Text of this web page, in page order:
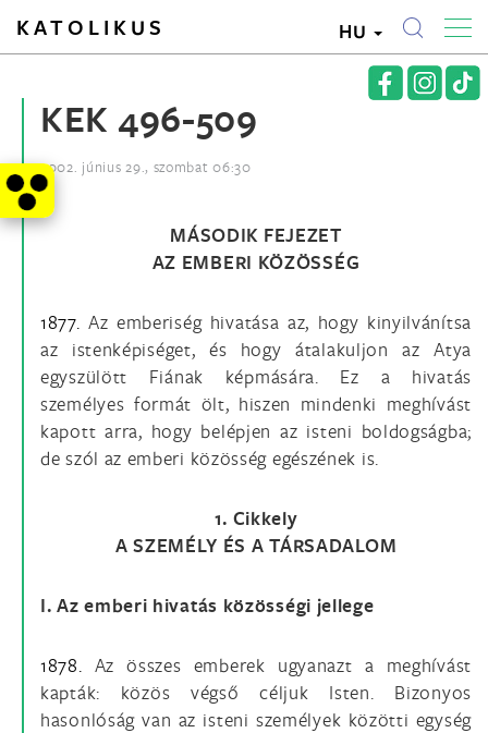
KATOLIKUS HU
KEK 496-509
2002. június 29., szombat 06:30
MÁSODIK FEJEZET
AZ EMBERI KÖZÖSSÉG
1877. Az emberiség hivatása az, hogy kinyilvánítsa
az istenképiséget, és hogy átalakuljon az Atya
egyszülött Fiának képmására. Ez a hivatás
személyes formát ölt, hiszen mindenki meghívást
kapott arra, hogy belépjen az isteni boldogságba;
de szól az emberi közösség egészének is.
1. Cikkely
A SZEMÉLY ÉS A TÁRSADALOM
I. Az emberi hivatás közösségi jellege
1878. Az összes emberek ugyanazt a meghívást
kapták: közös végső céljuk Isten. Bizonyos
hasonlóság van az isteni személyek közötti egység